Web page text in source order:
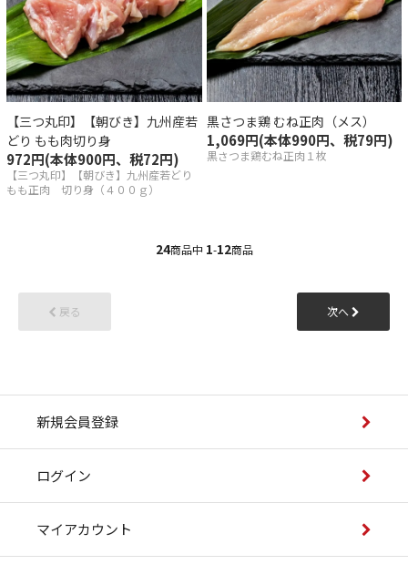
【三つ丸印】【朝びき】九州産若
どり もも肉切り身
972円(本体900円、税72円)
【三つ丸印】【朝びき】九州産若どり
もも正肉 切り身（４００ｇ）
黒さつま鶏 むね正肉（メス）
1,069円(本体990円、税79円)
黒さつま鶏むね正肉１枚
24商品中 1-12商品
戻る 次へ
新規会員登録
ログイン
マイアカウント